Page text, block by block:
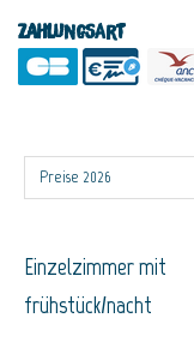
Zahlungsart
Einzelzimmer mit
frühstück/nacht